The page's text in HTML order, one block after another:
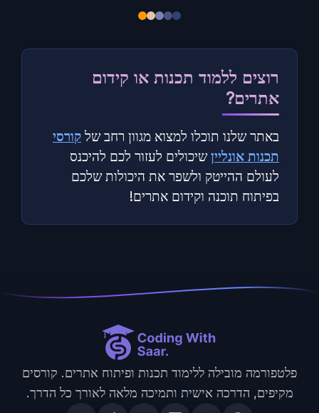
רוצים ללמוד תכנות או קידום
אתרים?
באתר שלנו תוכלו למצוא מגוון רחב של קורסי
תכנות אונליין שיכולים לעזור לכם להיכנס
לעולם ההייטק ולשפר את היכולות שלכם
בפיתוח תוכנה וקידום אתרים!
פלטפורמה מובילה ללימוד תכנות ופיתוח אתרים. קורסים
מקיפים, הדרכה אישית ותמיכה מלאה לאורך כל הדרך.